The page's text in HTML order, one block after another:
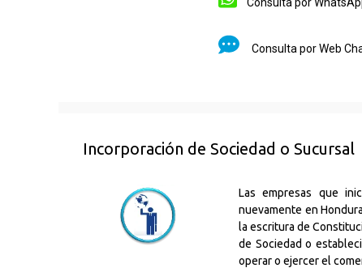
Consulta por Web
Incorporación de Sociedad o Sucursal
Las empresas que
nuevamente en
la escritura de
de Sociedad o
operar o ejercer el